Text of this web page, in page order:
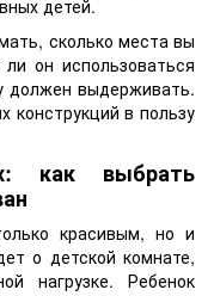
детей.
сколько места вы
он использоваться
должен выдерживать.
конструкций в пользу
как выбрать
красивым, но и
о детской комнате,
нагрузке. Ребенок